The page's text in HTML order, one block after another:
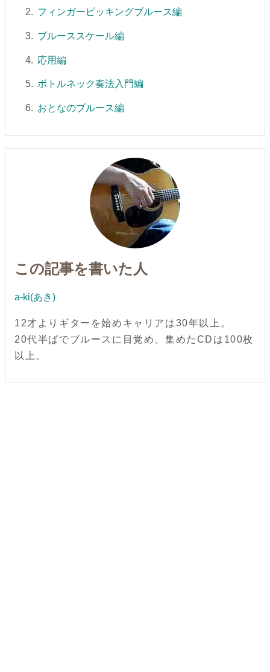
フィンガーピッキングブルース編
ブルーススケール編
応用編
ボトルネック奏法入門編
おとなのブルース編
この記事を書いた人
a-ki(あき)
12才よりギターを始めキャリアは30年以上。
20代半ばでブルースに目覚め、集めたCDは100枚
以上。